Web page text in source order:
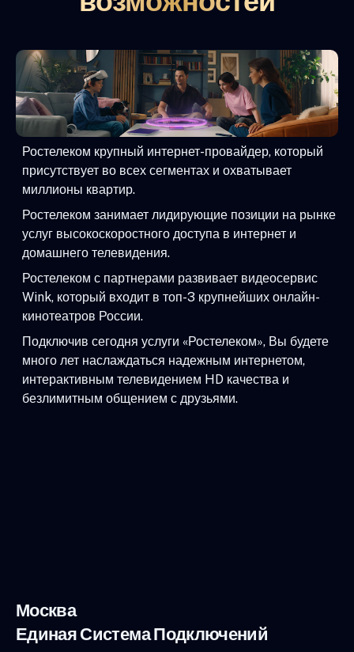
Ростелеком крупный интернет-провайдер, который
присутствует во всех сегментах и охватывает
миллионы квартир.
Ростелеком занимает лидирующие позиции на рынке
услуг высокоскоростного доступа в интернет и
домашнего телевидения.
Ростелеком с партнерами развивает видеосервис
Wink, который входит в топ-3 крупнейших онлайн-
кинотеатров России.
Подключив сегодня услуги «Ростелеком», Вы будете
много лет наслаждаться надежным интернетом,
интерактивным телевидением HD качества и
безлимитным общением с друзьями.
Москва
Единая Система Подключений